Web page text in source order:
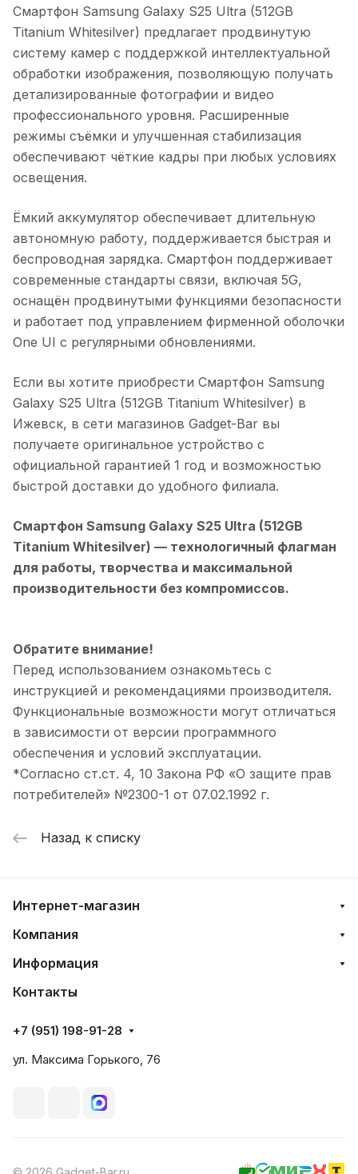
Смартфон Samsung Galaxy S25 Ultra (512GB
Titanium Whitesilver) предлагает продвинутую
систему камер с поддержкой интеллектуальной
обработки изображения, позволяющую получать
детализированные фотографии и видео
профессионального уровня. Расширенные
режимы съёмки и улучшенная стабилизация
обеспечивают чёткие кадры при любых условиях
освещения.
Ёмкий аккумулятор обеспечивает длительную
автономную работу, поддерживается быстрая и
беспроводная зарядка. Смартфон поддерживает
современные стандарты связи, включая 5G,
оснащён продвинутыми функциями безопасности
и работает под управлением фирменной оболочки
One UI с регулярными обновлениями.
Если вы хотите приобрести Смартфон Samsung
Galaxy S25 Ultra (512GB Titanium Whitesilver) в
Ижевск, в сети магазинов Gadget-Bar вы
получаете оригинальное устройство с
официальной гарантией 1 год и возможностью
быстрой доставки до удобного филиала.
Смартфон Samsung Galaxy S25 Ultra (512GB
Titanium Whitesilver) — технологичный флагман
для работы, творчества и максимальной
производительности без компромиссов.
Обратите внимание!
Перед использованием ознакомьтесь с
инструкцией и рекомендациями производителя.
Функциональные возможности могут отличаться
в зависимости от версии программного
обеспечения и условий эксплуатации.
*Согласно ст.ст. 4, 10 Закона РФ «О защите прав
потребителей» №2300-1 от 07.02.1992 г.
Назад к списку
Интернет-магазин
Компания
Информация
Контакты
+7 (951) 198-91-28
ул. Максима Горького, 76